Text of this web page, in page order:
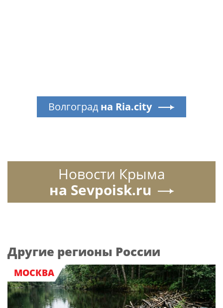
Волгоград на Ria.city
Новости Крыма
на Sevpoisk.ru
Другие регионы России
МОСКВА